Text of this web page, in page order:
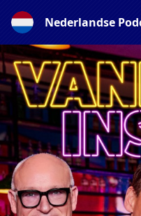
Nederlandse